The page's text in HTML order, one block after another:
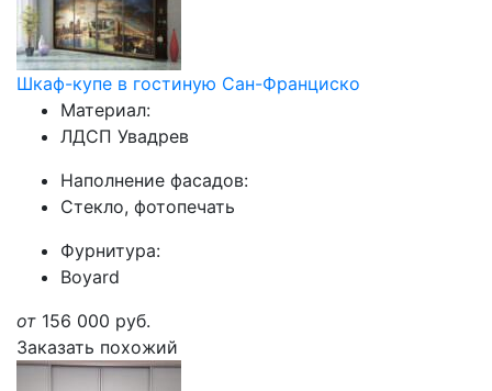
Шкаф-купе в гостиную Сан-Франциско
Материал:
ЛДСП Увадрев
Наполнение фасадов:
Стекло, фотопечать
Фурнитура:
Boyard
от 156 000 руб.
Заказать похожий